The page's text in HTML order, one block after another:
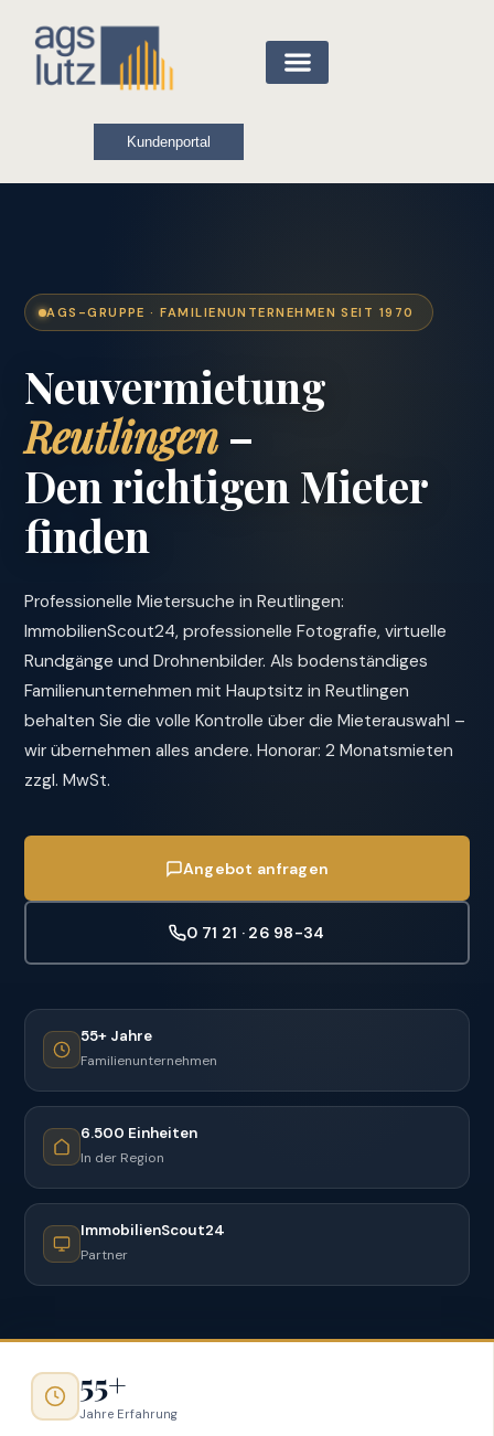
Kundenportal
AGS-GRUPPE · FAMILIENUNTERNEHMEN SEIT 1970
Neuvermietung
Reutlingen –
Den richtigen Mieter
finden
Professionelle Mietersuche in Reutlingen:
ImmobilienScout24, professionelle Fotografie, virtuelle
Rundgänge und Drohnenbilder. Als bodenständiges
Familienunternehmen mit Hauptsitz in Reutlingen
behalten Sie die volle Kontrolle über die Mieterauswahl –
wir übernehmen alles andere. Honorar: 2 Monatsmieten
zzgl. MwSt.
Angebot anfragen
0 71 21 · 26 98-34
55+ Jahre
Familienunternehmen
6.500 Einheiten
In der Region
ImmobilienScout24
Partner
55+
Jahre Erfahrung